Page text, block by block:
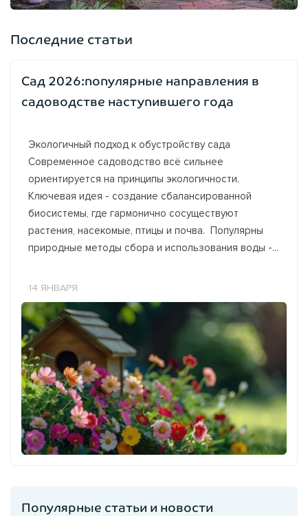
Последние статьи
Сад 2026:популярные направления в
садоводстве наступившего года
Экологичный подход к обустройству сада
Современное садоводство всё сильнее
ориентируется на принципы экологичности.
Ключевая идея - создание сбалансированной
биосистемы, где гармонично сосуществуют
растения, насекомые, птицы и почва. Популярны
природные методы сбора и использования воды -...
14 ЯНВАРЯ
Популярные статьи и новости